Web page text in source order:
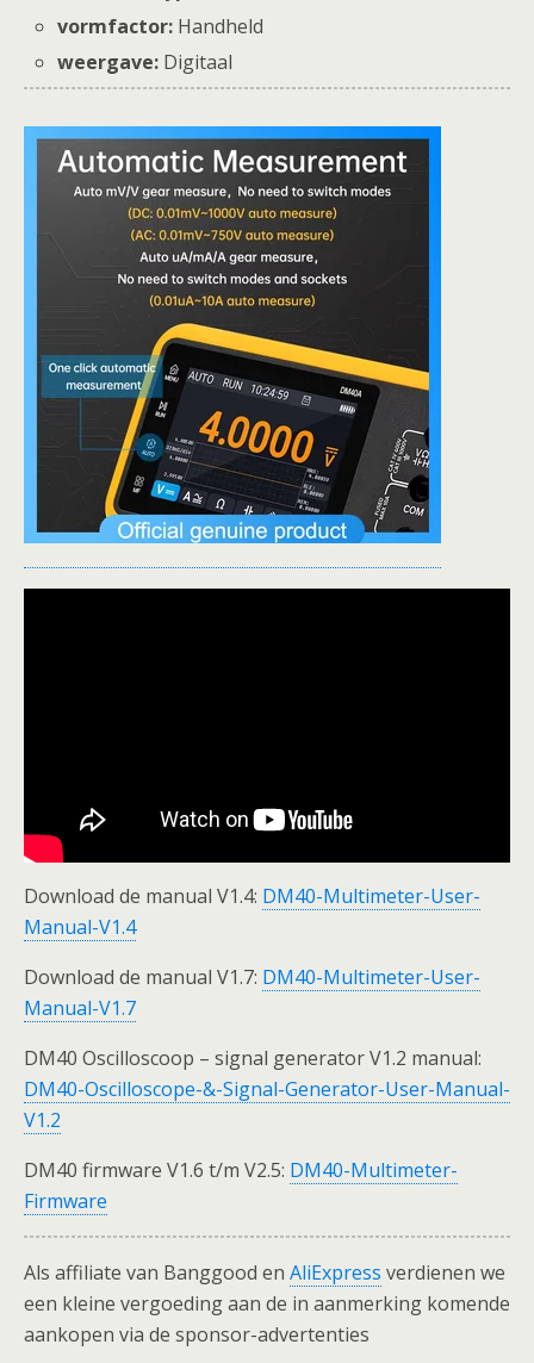
vormfactor: Handheld
weergave: Digitaal
Download de manual V1.4: DM40-Multimeter-User-
Manual-V1.4
Download de manual V1.7: DM40-Multimeter-User-
Manual-V1.7
DM40 Oscilloscoop – signal generator V1.2 manual:
DM40-Oscilloscope-&-Signal-Generator-User-Manual-
V1.2
DM40 firmware V1.6 t/m V2.5: DM40-Multimeter-
Firmware
Als affiliate van Banggood en AliExpress verdienen we
een kleine vergoeding aan de in aanmerking komende
aankopen via de sponsor-advertenties